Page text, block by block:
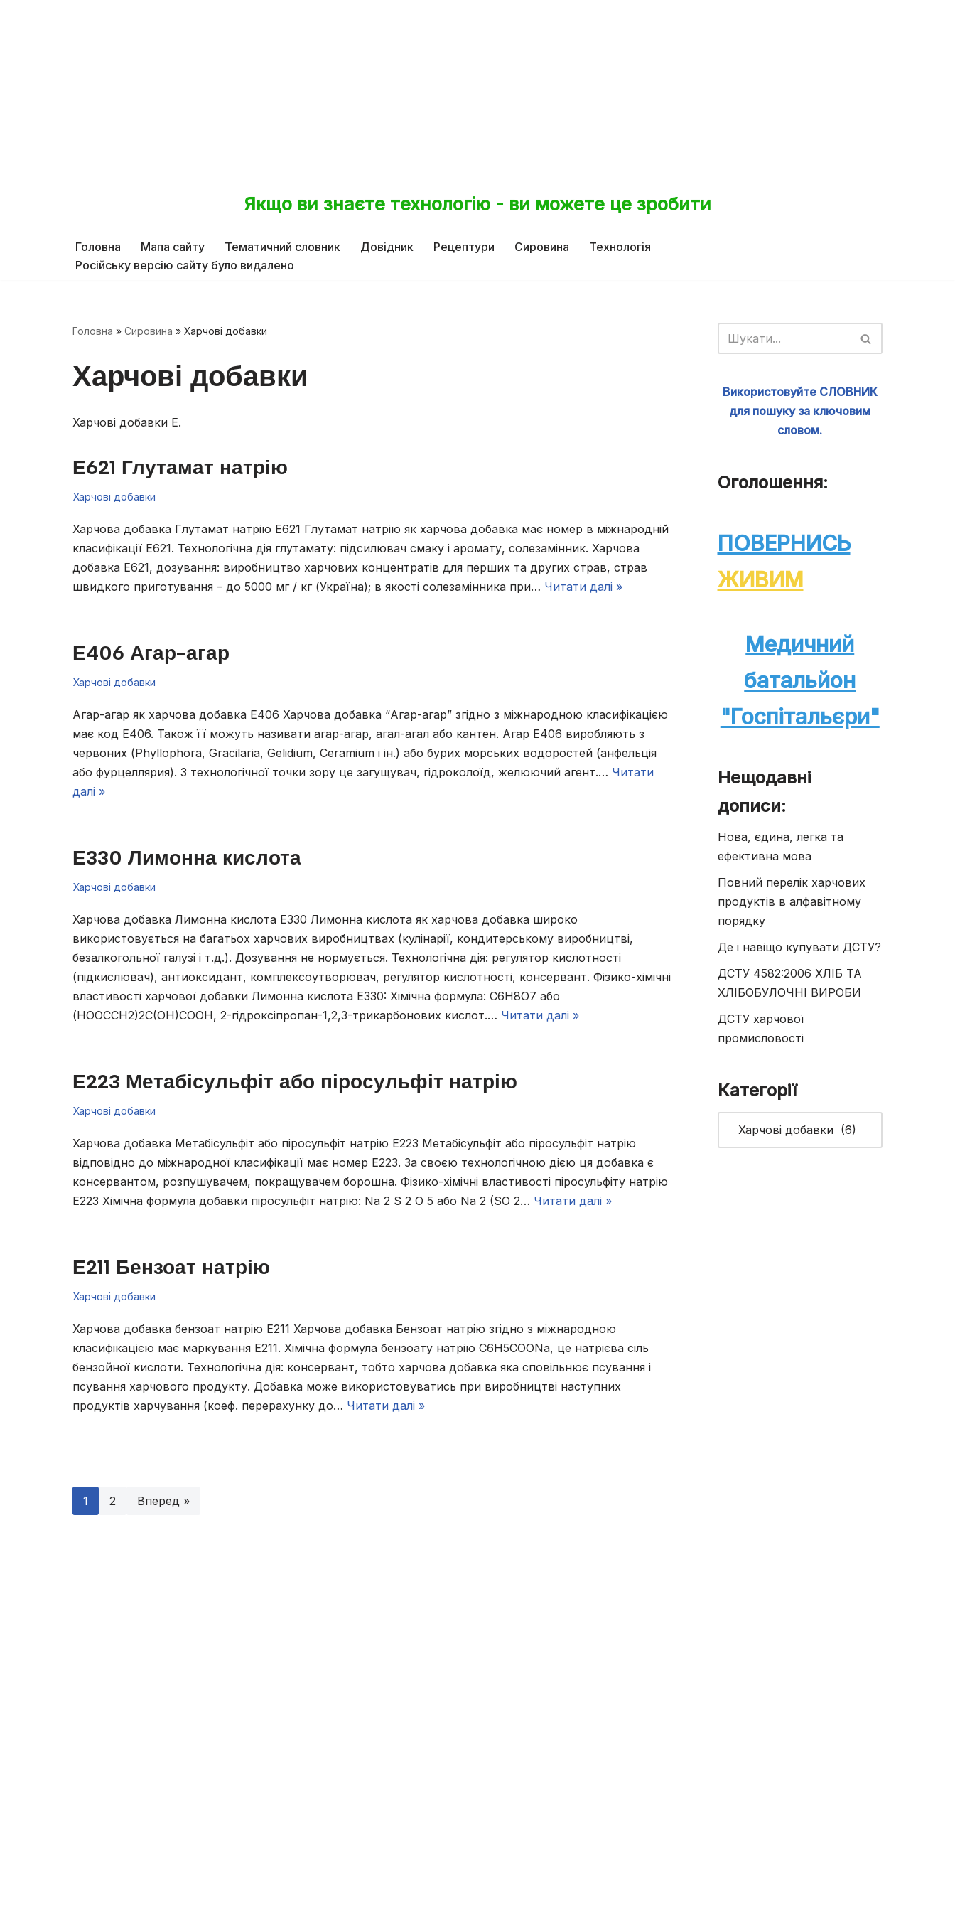
Якщо ви знаєте технологію - ви можете це зробити
Головна Мапа сайту Тематичний словник Довідник Рецептури Сировина
Технологія
Російську версію сайту було видалено
Головна » Сировина » Харчові добавки
Харчові добавки
Харчові добавки Е.
Е621 Глутамат натрію
Харчові добавки
Харчова добавка Глутамат натрію Е621 Глутамат натрію як харчова добавка має номер в міжнародній
класифікації Е621. Технологічна дія глутамату: підсилювач смаку і аромату, солезамінник. Харчова
добавка Е621, дозування: виробництво харчових концентратів для перших та других страв, страв
швидкого приготування – до 5000 мг / кг (Україна); в якості солезамінника при… Читати далі »
Е406 Агар-агар
Харчові добавки
Агар-агар як харчова добавка Е406 Харчова добавка “Агар-агар” згідно з міжнародною класифікацією
має код Е406. Також її можуть називати агар-агар, агал-агал або кантен. Агар Е406 виробляють з
червоних (Phyllophora, Gracilaria, Gelidium, Ceramium і ін.) або бурих морських водоростей (анфельція
або фурцеллярия). З технологічної точки зору це загущувач, гідроколоїд, желюючий агент.… Читати
далі »
Е330 Лимонна кислота
Харчові добавки
Харчова добавка Лимонна кислота Е330 Лимонна кислота як харчова добавка широко
використовується на багатьох харчових виробництвах (кулінарії, кондитерському виробництві,
безалкогольної галузі і т.д.). Дозування не нормується. Технологічна дія: регулятор кислотності
(підкислювач), антиоксидант, комплексоутворювач, регулятор кислотності, консервант. Фізико-хімічні
властивості харчової добавки Лимонна кислота Е330: Хімічна формула: С6Н8О7 або
(HOOCCH2)2C(OH)COOH, 2-гідроксіпропан-1,2,3-трикарбонових кислот.… Читати далі »
Е223 Метабісульфіт або піросульфіт натрію
Харчові добавки
Харчова добавка Метабісульфіт або піросульфіт натрію Е223 Метабісульфіт або піросульфіт натрію
відповідно до міжнародної класифікації має номер Е223. За своєю технологічною дією ця добавка є
консервантом, розпушувачем, покращувачем борошна. Фізико-хімічні властивості піросульфіту натрію
Е223 Хімічна формула добавки піросульфіт натрію: Na 2 S 2 O 5 або Na 2 (SO 2… Читати далі »
Е211 Бензоат натрію
Харчові добавки
Харчова добавка бензоат натрію Е211 Харчова добавка Бензоат натрію згідно з міжнародною
класифікацією має маркування Е211. Хімічна формула бензоату натрію С6Н5СООNa, це натрієва сіль
бензойної кислоти. Технологічна дія: консервант, тобто харчова добавка яка сповільнює псування і
псування харчового продукту. Добавка може використовуватись при виробництві наступних
продуктів харчування (коеф. перерахунку до… Читати далі »
1 2 Вперед »
Використовуйте СЛОВНИК
для пошуку за ключовим
словом.
Оголошення:
ПОВЕРНИСЬ
ЖИВИМ
Медичний
батальйон
"Госпітальєри"
Нещодавні
дописи:
Нова, єдина, легка та
ефективна мова
Повний перелік харчових
продуктів в алфавітному
порядку
Де і навіщо купувати ДСТУ?
ДСТУ 4582:2006 ХЛІБ ТА
ХЛІБОБУЛОЧНІ ВИРОБИ
ДСТУ харчової
промисловості
Категорії